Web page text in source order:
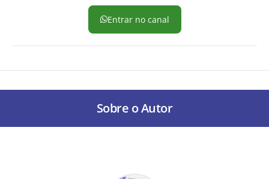
Entrar no canal
Sobre o Autor